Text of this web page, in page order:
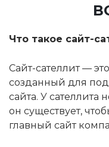
Что такое сайт-
Сайт-сателлит —
созданный для
сайта. У сателлита
он существует,
главный сайт